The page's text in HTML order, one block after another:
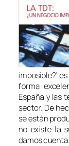
imposible?’
forma
España y las
sector. De
se están
no existe la
damos cuenta.